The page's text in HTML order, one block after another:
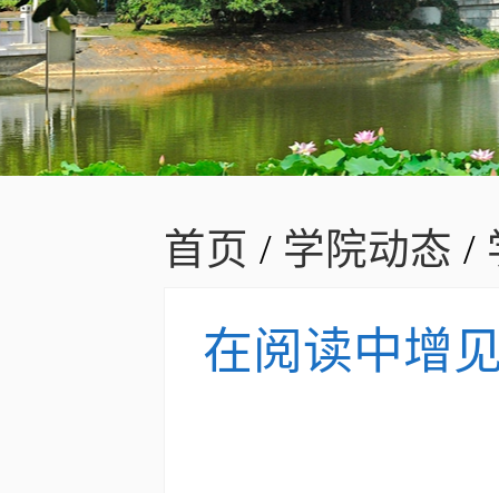
首页 / 学院动态 /
在阅读中增